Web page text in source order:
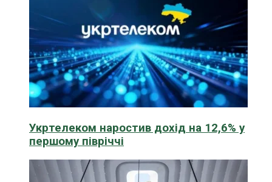
Укртелеком наростив дохід на 12,6% у
першому півріччі